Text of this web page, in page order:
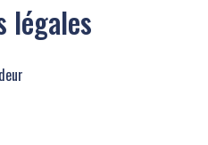
légales